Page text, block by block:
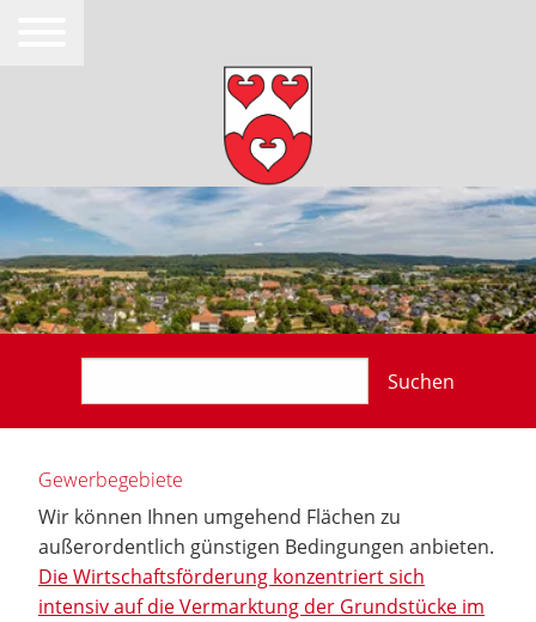
Suchen
Gewerbegebiete
Wir können Ihnen umgehend Flächen zu
außerordentlich günstigen Bedingungen anbieten.
Die Wirtschaftsförderung konzentriert sich
intensiv auf die Vermarktung der Grundstücke im